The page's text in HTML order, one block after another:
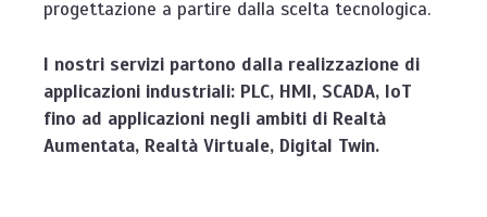
progettazione a partire dalla scelta tecnologica.
I nostri servizi partono dalla realizzazione di
applicazioni industriali: PLC, HMI, SCADA, IoT
fino ad applicazioni negli ambiti di Realtà
Aumentata, Realtà Virtuale, Digital Twin.